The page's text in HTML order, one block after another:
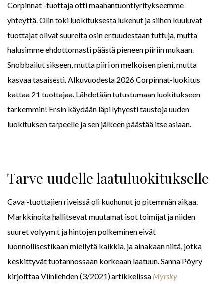
Corpinnat -tuottaja otti maahantuontiyritykseemme
yhteyttä. Olin toki luokituksesta lukenut ja siihen kuuluvat
tuottajat olivat suurelta osin entuudestaan tuttuja, mutta
halusimme ehdottomasti päästä pieneen piiriin mukaan.
Snobbailut sikseen, mutta piiri on melkoisen pieni, mutta
kasvaa tasaisesti. Alkuvuodesta 2026 Corpinnat-luokitus
kattaa 21 tuottajaa. Lähdetään tutustumaan luokitukseen
tarkemmin! Ensin käydään läpi lyhyesti taustoja uuden
luokituksen tarpeelle ja sen jälkeen päästää itse asiaan.
Tarve uudelle laatuluokitukselle
Cava -tuottajien riveissä oli kuohunut jo pitemmän aikaa.
Markkinoita hallitsevat muutamat isot toimijat ja niiden
suuret volyymit ja hintojen polkeminen eivät
luonnollisestikaan miellytä kaikkia, ja ainakaan niitä, jotka
keskittyvät tuotannossaan korkeaan laatuun. Sanna Pöyry
kirjoittaa Viinilehden (3/2021) artikkelissa Myrsky